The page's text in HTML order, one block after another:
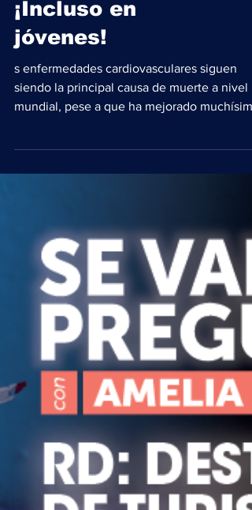
¡Incluso en
jóvenes!
s enfermedades cardiovasculares siguen
siendo la principal causa de muerte a nivel
la ciencia y...